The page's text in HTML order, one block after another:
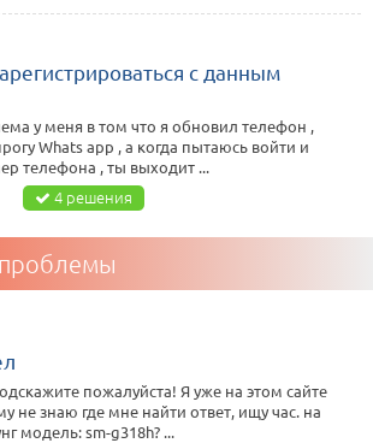
с данным
у меня в том что я обновил телефон ,
Whats app , а когда пытаюсь войти и
телефона , ты выходит ...
4 решения
пожалуйста! Я уже на этом сайте
не знаю где мне найти ответ, ищу час. на
модель: sm-g318h? ...